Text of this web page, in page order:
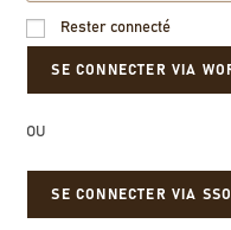
Rester connecté
OU
SE CONNECTER VIA SSO